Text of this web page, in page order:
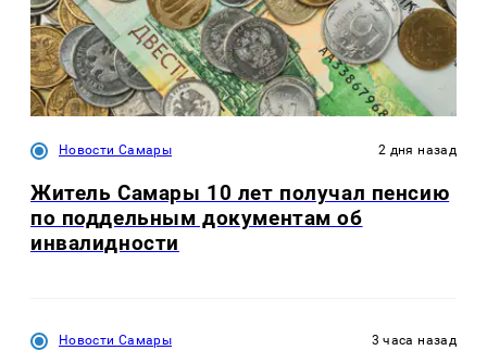
Новости Самары 2 дня назад
Житель Самары 10 лет получал пенсию
по поддельным документам об
инвалидности
Новости Самары 3 часа назад